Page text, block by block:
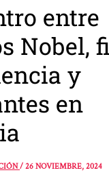
entre
Nobel,
y
en
/26 NOVIEMBRE, 2024